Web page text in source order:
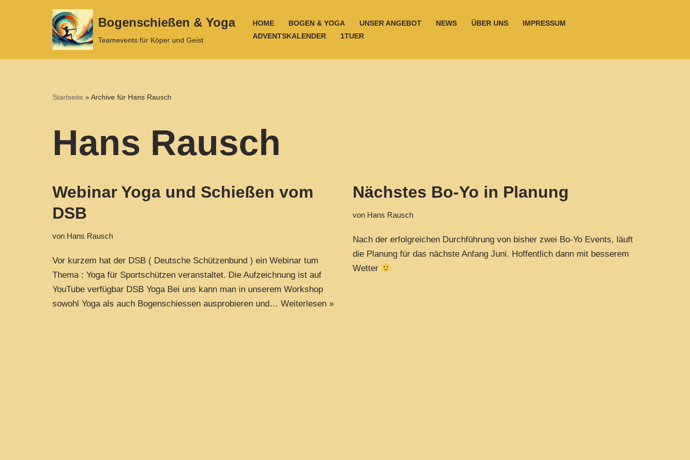
springen
Bogenschießen & Yoga
Teamevents für Köper und Geist
HOME BOGEN & YOGA UNSER ANGEBOT NEWS ÜBER UNS
IMPRESSUM
ADVENTSKALENDER
1TUER
Startseite »Archive für Hans Rausch
Hans Rausch
Webinar Yoga und Schießen vom
DSB
von Hans Rausch
Vor kurzem hat der DSB ( Deutsche Schützenbund ) ein Webinar tum
Thema : Yoga für Sportschützen veranstaltet. Die Aufzeichnung ist auf
YouTube verfügbar DSB Yoga Bei uns kann man in unserem Workshop
sowohl Yoga als auch Bogenschiessen ausprobieren und… Weiterlesen »
Nächstes Bo-Yo in Planung
von Hans Rausch
Nach der erfolgreichen Durchführung von bisher zwei Bo-Yo Events, läuft
die Planung für das nächste Anfang Juni. Hoffentlich dann mit besserem
Wetter